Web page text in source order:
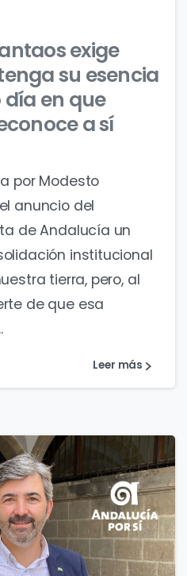
exige
su esencia
en que
a sí
por Modesto
anuncio del
de Andalucía un
institucional
tierra, pero, al
de que esa
Leer más